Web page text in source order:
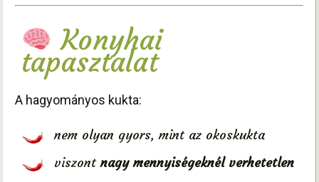
Konyhai
tapasztalat
A hagyományos kukta:
nem olyan gyors, mint az okoskukta
viszontnagy mennyiségeknél verhetetlen